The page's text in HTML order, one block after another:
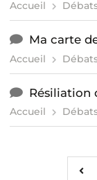
Accueil
Ma carte
Accueil
Résiliation
Accueil